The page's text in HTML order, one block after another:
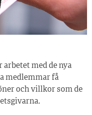
med de nya
medlemmar få
och villkor som de